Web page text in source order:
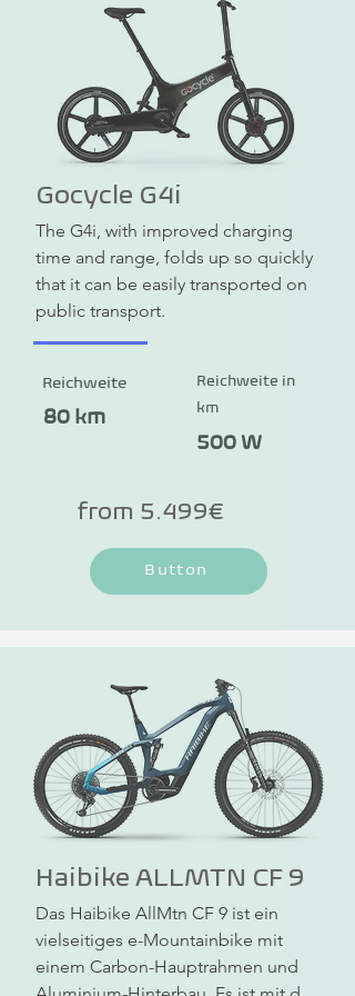
Gocycle G4i
The G4i, with improved charging
time and range, folds up so quickly
that it can be easily transported on
public transport.
Reichweite
80 km
Reichweite in
km
500 W
from 5.499€
Button
Haibike ALLMTN CF 9
Das Haibike AllMtn CF 9 ist ein
vielseitiges e-Mountainbike mit
einem Carbon-Hauptrahmen und